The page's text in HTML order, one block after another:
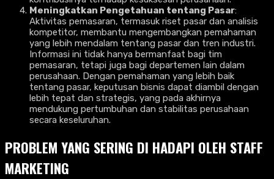
Meningkatkan Pengetahuan tentang Pasar:
Aktivitas pemasaran, termasuk riset pasar dan analisis
kompetitor, membantu mengembangkan pemahaman
yang lebih mendalam tentang pasar dan tren industri.
Informasi ini tidak hanya bermanfaat bagi tim
pemasaran, tetapi juga bagi departemen lain dalam
perusahaan. Dengan pemahaman yang lebih baik
tentang pasar, keputusan bisnis dapat diambil dengan
lebih tepat dan strategis, yang pada akhirnya
mendukung pertumbuhan dan stabilitas perusahaan
secara keseluruhan.
PROBLEM YANG SERING DI HADAPI OLEH STAFF
MARKETING